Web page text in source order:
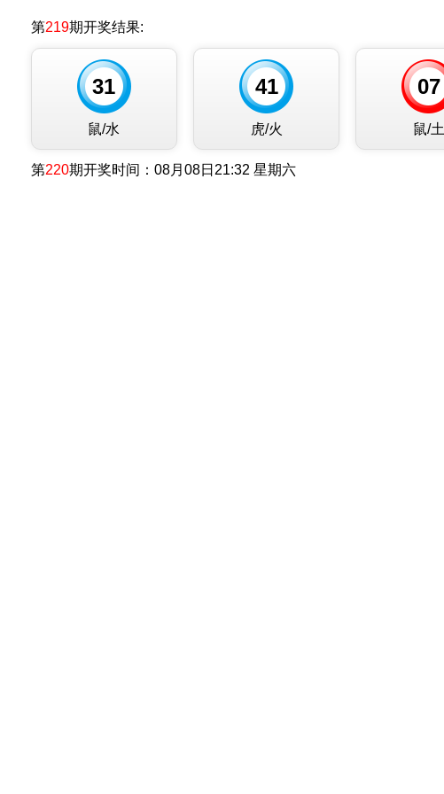
第219期开奖结果:
31
鼠/水
41
虎/火
07
鼠/土
第220期开奖时间： 08月08日21:32 星期六